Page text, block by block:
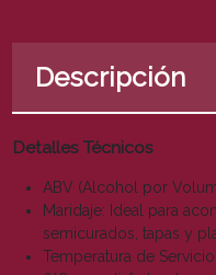
Descripción
Detalles Técnicos
ABV (Alcohol por
Maridaje: Ideal para
semicurados, tapas y
Temperatura de